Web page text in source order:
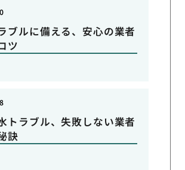
ブルに備える、安心の業者
ツ
トラブル、失敗しない業者
訣